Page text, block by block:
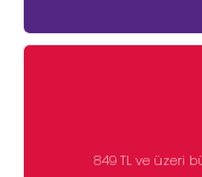
849 TL ve üzeri